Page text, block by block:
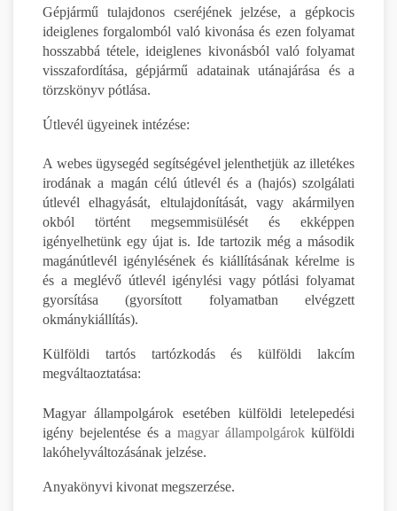
Gépjármű tulajdonos cseréjének jelzése, a gépkocis
ideiglenes forgalomból való kivonása és ezen folyamat
hosszabbá tétele, ideiglenes kivonásból való folyamat
visszafordítása, gépjármű adatainak utánajárása és a
törzskönyv pótlása.
Útlevél ügyeinek intézése:
A webes ügysegéd segítségével jelenthetjük az illetékes
irodának a magán célú útlevél és a (hajós) szolgálati
útlevél elhagyását, eltulajdonítását, vagy akármilyen
okból történt megsemmisülését és ekképpen
igényelhetünk egy újat is. Ide tartozik még a második
magánútlevél igénylésének és kiállításának kérelme is
és a meglévő útlevél igénylési vagy pótlási folyamat
gyorsítása (gyorsított folyamatban elvégzett
okmánykiállítás).
Külföldi tartós tartózkodás és külföldi lakcím
megváltaoztatása:
Magyar állampolgárok esetében külföldi letelepedési
igény bejelentése és a magyar állampolgárok külföldi
lakóhelyváltozásának jelzése.
Anyakönyvi kivonat megszerzése.